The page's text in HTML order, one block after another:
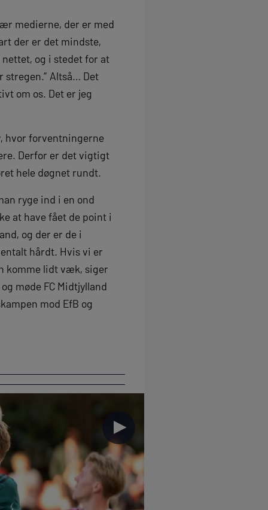
medierne, der er med
der er det mindste,
og i stedet for at
stregen.” Altså… Det
om os. Det er jeg
hvor forventningerne
Derfor er det vigtigt
hele døgnet rundt.
ryge ind i en ond
at have fået de point i
og der er de i
hårdt. Hvis vi er
komme lidt væk, siger
møde FC Midtjylland
mod EfB og
►